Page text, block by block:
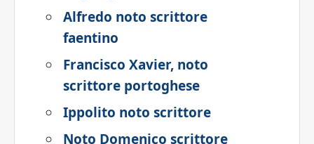
Alfredo noto scrittore
faentino
Francisco Xavier, noto
scrittore portoghese
Ippolito noto scrittore
Noto Domenico scrittore